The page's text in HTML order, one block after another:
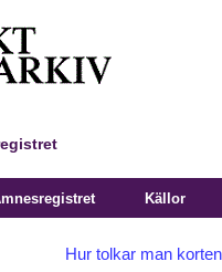
Källor
Hur tolkar man